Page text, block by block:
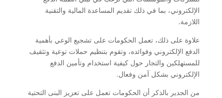
الإلكتروني، بما في ذلك تقديم المساعدة المالية والتقنية
اللازمة.
علاوة على ذلك، تعمل الحكومات على تشجيع الوعي بأهمية
الدفع الإلكتروني وفوائده، وتقوم بتنظيم حملات توعية وتثقيف
للمستهلكين والتجار حول كيفية استخدام وتأمين الدفع
الإلكتروني بشكل آمن وفعال.
من الجدير بالذكر أن الحكومات تعمل على تعزيز البنى التحتية